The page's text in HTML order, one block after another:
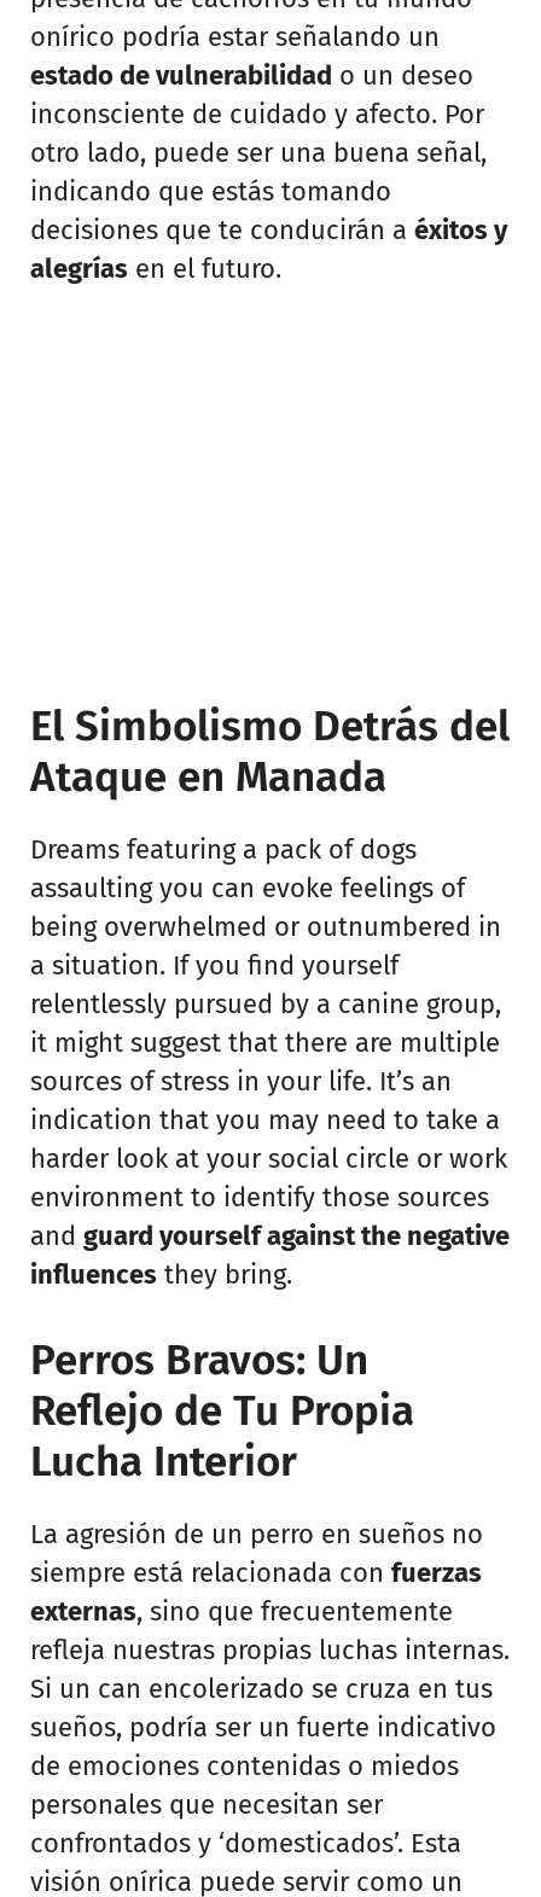
onírico podría estar señalando un
estado de vulnerabilidad o un deseo
inconsciente de cuidado y afecto. Por
otro lado, puede ser una buena señal,
indicando que estás tomando
decisiones que te conducirán a éxitos y
alegrías en el futuro.
El Simbolismo Detrás del
Ataque en Manada
Dreams featuring a pack of dogs
assaulting you can evoke feelings of
being overwhelmed or outnumbered in
a situation. If you find yourself
relentlessly pursued by a canine group,
it might suggest that there are multiple
sources of stress in your life. It’s an
indication that you may need to take a
harder look at your social circle or work
environment to identify those sources
and guard yourself against the negative
influences they bring.
Perros Bravos: Un
Reflejo de Tu Propia
Lucha Interior
La agresión de un perro en sueños no
siempre está relacionada con fuerzas
externas, sino que frecuentemente
refleja nuestras propias luchas internas.
Si un can encolerizado se cruza en tus
sueños, podría ser un fuerte indicativo
de emociones contenidas o miedos
personales que necesitan ser
confrontados y ‘domesticados’. Esta
visión onírica puede servir como un